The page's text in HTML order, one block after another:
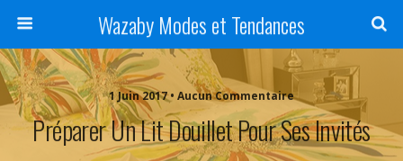
Wazaby Modes et Tendances
1 Juin 2017 • Aucun Commentaire
Préparer Un Lit Douillet Pour Ses Invités